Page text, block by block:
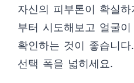
자신의 피부톤이 확실
부터 시도해보고 얼굴
확인하는 것이 좋습니
선택 폭을 넓히세요.